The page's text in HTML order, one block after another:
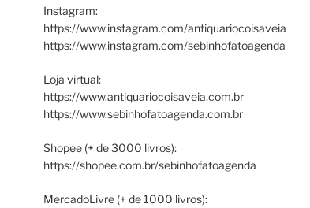
Instagram:
https://www.instagram.com/antiquariocoisaveia
https://www.instagram.com/sebinhofatoagenda
Loja virtual:
https://www.antiquariocoisaveia.com.br
https://www.sebinhofatoagenda.com.br
Shopee (+ de 3000 livros):
https://shopee.com.br/sebinhofatoagenda
MercadoLivre (+ de 1000 livros):